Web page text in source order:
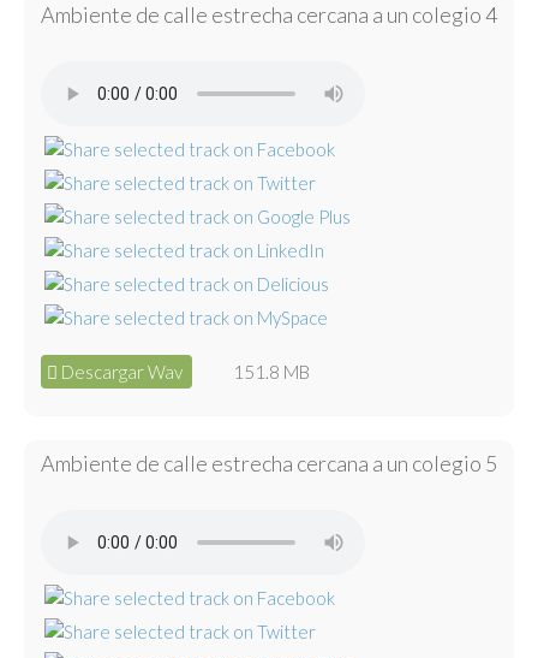
Ambiente de calle estrecha cercana a un colegio 4
Descargar Wav 151.8 MB
Ambiente de calle estrecha cercana a un colegio 5